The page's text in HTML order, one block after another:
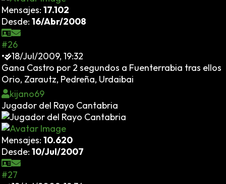
Mensajes: 17.102
Desde: 16/Abr/2008
#26
•
18/Jul/2009, 19:32
Gana Castro por 2 segundos a Fuenterrabia tras ellos
Orio, Zarautz, Pedreña, Urdaibai
kijano69
Jugador del Rayo Cantabria
Mensajes: 10.620
Desde: 10/Jul/2007
#27